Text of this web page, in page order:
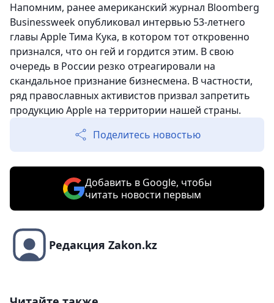
Напомним, ранее американский журнал Bloomberg
Businessweek опубликовал интервью 53-летнего
главы Apple Тима Кука, в котором тот откровенно
признался, что он гей и гордится этим. В свою
очередь в России резко отреагировали на
скандальное признание бизнесмена. В частности,
ряд православных активистов призвал запретить
продукцию Apple на территории нашей страны.
Поделитесь новостью
Добавить в Google, чтобы
читать новости первым
Редакция Zakon.kz